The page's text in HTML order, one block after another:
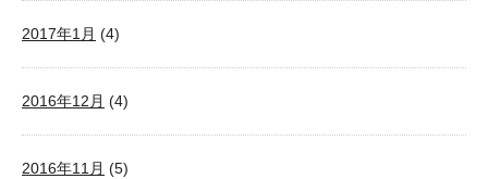
2017年1月 (4)
2016年12月 (4)
2016年11月 (5)